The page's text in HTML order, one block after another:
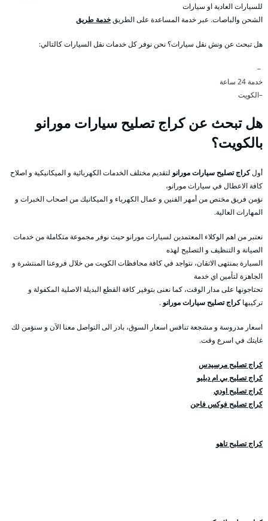
للسيارات العادية او سيارات
الشحن والباصات. عبر خدمة المساعدة على الطريقخدمة طريق
هل تبحث عن ونش نقل سيارات؟ نحن نوفر كل خدمات نقل السيارات كالتالي:
–
خدمة 24 ساعة
–الكويت
هل تبحث عن كراج تصليح سيارات مورانو
بالكويت؟
أولكراج تصليح سيارات مورانو لتقديم مختلف الخدمات الكهربائية و الميكانيكية و اصلاح
كافة الاعطال في سيارات مورانو،
نؤمن فريق مختص من أمهر الفنين و عمال الكهرباء و الميكانيك من اصحاب الخبرات و
المهارات العالية.
نعتبر من اهم الوكلاء المعتمدين لسيارات مورانو حيث نوفر مجموعة متكاملة من خدمات
الصيانة و التنظيف و التصليح لهذه
السيارة بمنتهى الاتقان، نتواجد في كافة محافظات الكويت من خلال فروعنا المنتشرة و
الجاهزة لتأمين اي خدمة
تحتاجونها على مدار الوقت، كما نعنى بتوفير كافة القطع البديلة الاصلية المكفولة و
تركيبهاكراج تصليح سيارات مورانو .
اسعار مدروسة و مشجعة تنافس اسعار السوق، بادر الى التواصل معنا الآن و سنؤمن لك
غايتك في اسرع وقت.
كراج تصليح مرسيدس
كراج تصليح بي ام دبليو
كراج تصليح اودي
كراج تصليح فوكس فاجن
كراج تصليح تاهو